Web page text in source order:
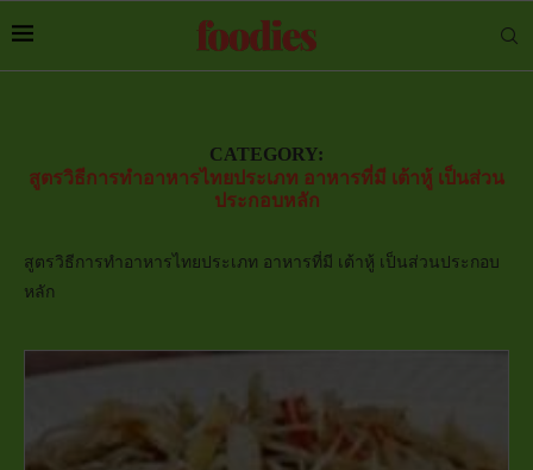
CATEGORY:
สูตรวิธีการทำอาหารไทยประเภท อาหารที่มี เต้าหู้ เป็นส่วน
ประกอบหลัก
สูตรวิธีการทำอาหารไทยประเภท อาหารที่มี เต้าหู้ เป็นส่วนประกอบ
หลัก